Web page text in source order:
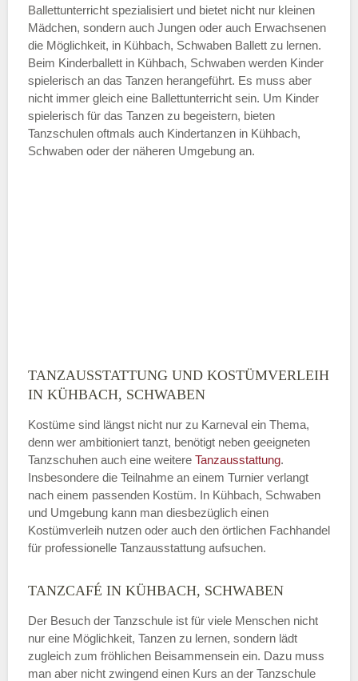
—
ÖFFNUNGSZEITEN HINZUFÜGEN
Samstag
—
Ballettunterricht spezialisiert und bietet nicht nur kleinen
Mädchen, sondern auch Jungen oder auch Erwachsenen
die Möglichkeit, in Kühbach, Schwaben Ballett zu lernen.
Beim Kinderballett in Kühbach, Schwaben werden Kinder
spielerisch an das Tanzen herangeführt. Es muss aber
nicht immer gleich eine Ballettunterricht sein. Um Kinder
spielerisch für das Tanzen zu begeistern, bieten
Tanzschulen oftmals auch Kindertanzen in Kühbach,
Schwaben oder der näheren Umgebung an.
TANZAUSSTATTUNG UND KOSTÜMVERLEIH
IN KÜHBACH, SCHWABEN
Kostüme sind längst nicht nur zu Karneval ein Thema,
denn wer ambitioniert tanzt, benötigt neben geeigneten
Tanzschuhen auch eine weitere Tanzausstattung.
Insbesondere die Teilnahme an einem Turnier verlangt
nach einem passenden Kostüm. In Kühbach, Schwaben
und Umgebung kann man diesbezüglich einen
Kostümverleih nutzen oder auch den örtlichen Fachhandel
für professionelle Tanzausstattung aufsuchen.
TANZCAFÉ IN KÜHBACH, SCHWABEN
Der Besuch der Tanzschule ist für viele Menschen nicht
nur eine Möglichkeit, Tanzen zu lernen, sondern lädt
zugleich zum fröhlichen Beisammensein ein. Dazu muss
man aber nicht zwingend einen Kurs an der Tanzschule